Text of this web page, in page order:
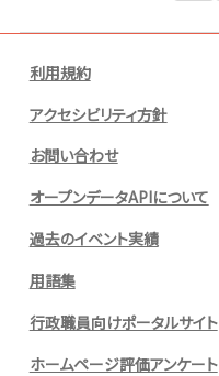
利用規約
アクセシビリティ方針
お問い合わせ
オープンデータAPIについて
過去のイベント実績
用語集
行政職員向けポータルサイト
ホームページ評価アンケート